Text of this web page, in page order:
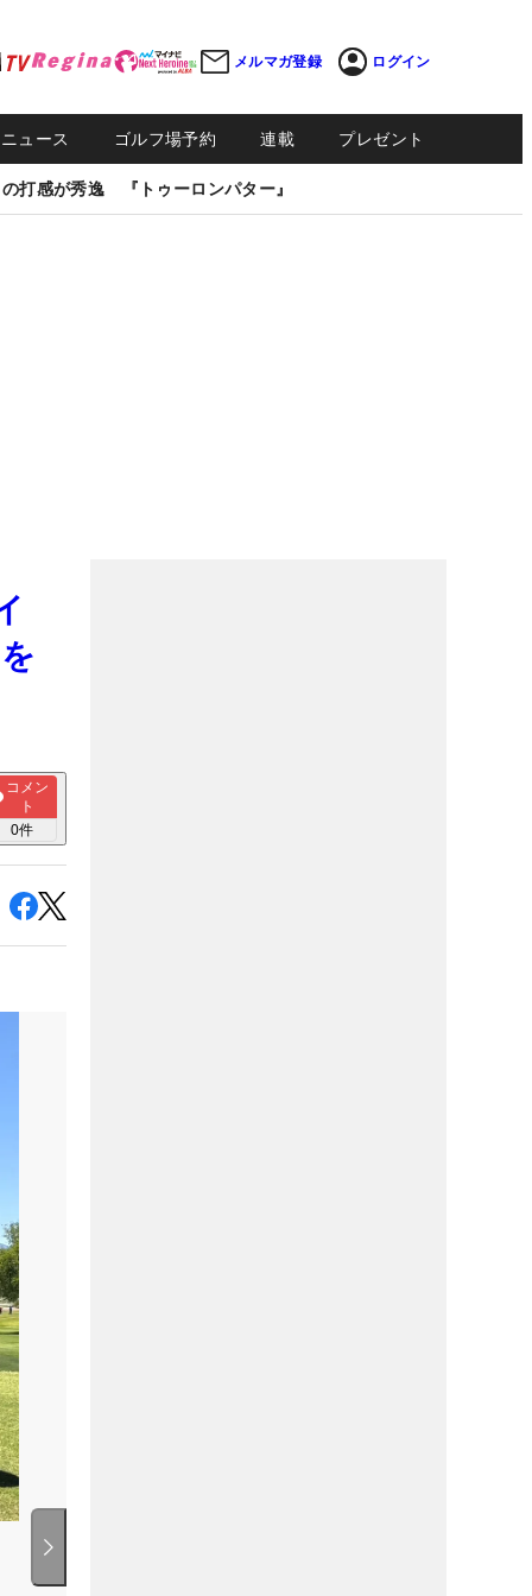
メルマガ登録 ログイン
ュース ゴルフ場予約 連載 プレゼント
打感が秀逸 『トゥーロンパター』
コメン
ト
0件